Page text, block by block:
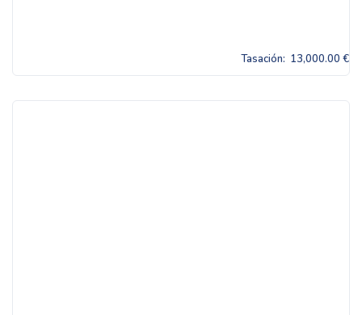
Tasación: 13,000.00 €